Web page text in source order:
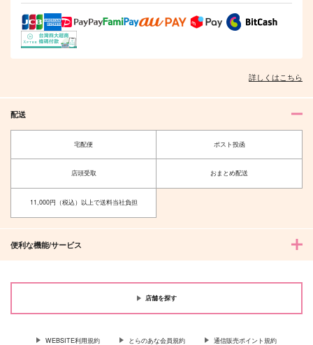
詳しくはこちら
配送
宅配便 ポスト投函
店頭受取 おまとめ配送
11,000円（税込）以上で送料当社負担
便利な機能/サービス
店舗を探す
WEBSITE利用規約 とらのあな会員規約 通信販売ポイント規約